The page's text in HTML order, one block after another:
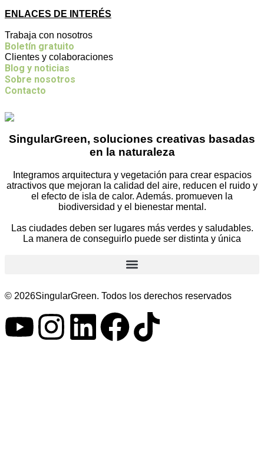
ENLACES DE INTERÉS
Trabaja con nosotros
Boletín gratuito
Clientes y colaboraciones
Blog y noticias
Sobre nosotros
Contacto
SingularGreen, soluciones creativas basadas
en la naturaleza
Integramos arquitectura y vegetación para crear espacios
atractivos que mejoran la calidad del aire, reducen el ruido y
el efecto de isla de calor. Además. promueven la
biodiversidad y el bienestar mental.
Las ciudades deben ser lugares más verdes y saludables.
La manera de conseguirlo puede ser distinta y única
© 2026SingularGreen. Todos los derechos reservados